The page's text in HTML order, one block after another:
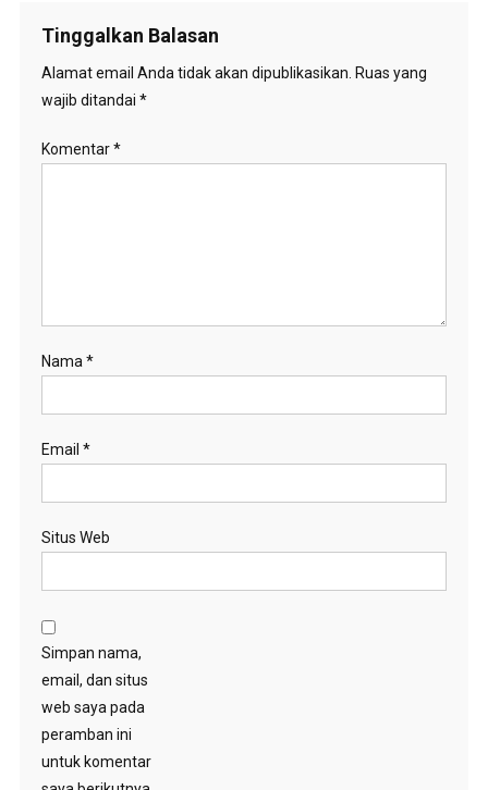
Tinggalkan Balasan
Alamat email Anda tidak akan dipublikasikan. Ruas yang
wajib ditandai *
Komentar*
Nama*
Email *
Situs Web
Simpan nama,
email, dan situs
web saya pada
peramban ini
untuk komentar